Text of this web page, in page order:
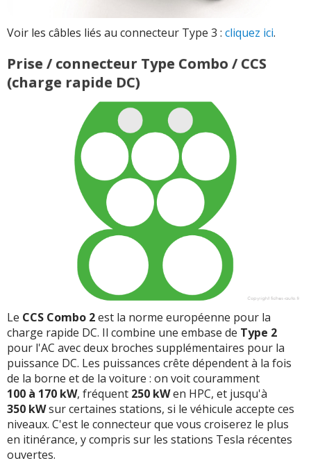
Voir les câbles liés au connecteur Type 3 : cliquez ici.
Prise / connecteur Type Combo / CCS
(charge rapide DC)
Le CCS Combo 2est la norme européenne pour la
charge rapide DC. Il combine une embase de Type 2
pour l'AC avec deux broches supplémentaires pour la
puissance DC. Les puissances crête dépendent à la fois
de la borne et de la voiture : on voit couramment
100 à 170 kW, fréquent 250 kWen HPC, et jusqu'à
350 kWsur certaines stations, si le véhicule accepte ces
niveaux. C'est le connecteur que vous croiserez le plus
en itinérance, y compris sur les stations Tesla récentes
ouvertes.